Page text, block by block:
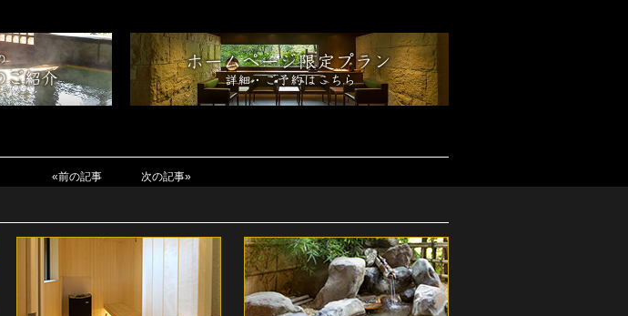
«前の記事 次の記事»